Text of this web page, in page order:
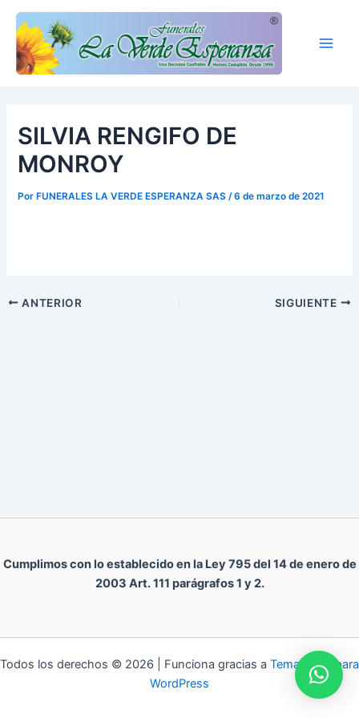
contenido
SILVIA RENGIFO DE
MONROY
Por FUNERALES LA VERDE ESPERANZA SAS/6 de marzo de 2021
ANTERIOR SIGUIENTE
Cumplimos con lo establecido en la Ley 795 del 14 de enero de
2003 Art. 111 parágrafos 1 y 2.
Todos los derechos © 2026 | Funciona gracias a Tema Astra para
WordPress